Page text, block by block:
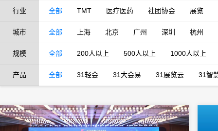
行业 全部 TMT 医疗医药 社团协会 展览
城市 全部 上海 北京 广州 深圳 杭州
规模 全部 200人以上 500人以上 1000人以上
产品 全部 31轻会 31大会易 31展览云 31智